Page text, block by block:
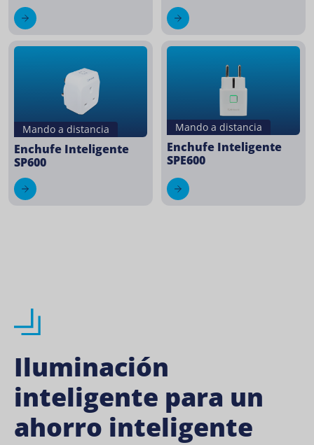
Mando a distancia
Enchufe Inteligente
SP600
Mando a distancia
Enchufe Inteligente
SPE600
Iluminación
inteligente para un
ahorro inteligente